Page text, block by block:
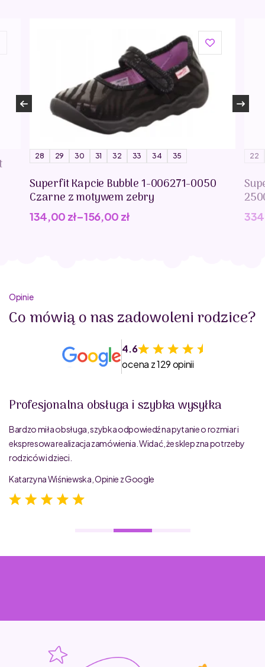
28 29 30 31 32 33 34 35
Superfit Kapcie Bubble 1-006271-0050
Czarne z motywem zebry
134,00 zł–156,00 zł
22
Opinie
Co mówią o nas zadowoleni rodzice?
4.6
ocena z 129 opinii
Profesjonalna obsługa i szybka wysyłka
Bardzo miła obsługa, szybka odpowiedź na pytanie o rozmiar i
ekspresowa realizacja zamówienia. Widać, że sklep zna potrzeby
rodziców i dzieci.
Katarzyna Wiśniewska, Opinie z Google